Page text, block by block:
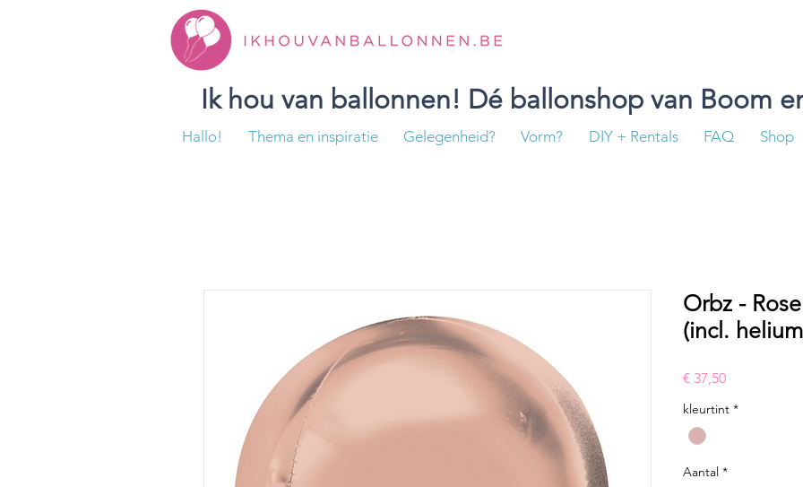
Ik hou van ballonnen! Dé ballonshop van Boom
Hallo! Thema en inspiratie Gelegenheid? Vorm? DIY + Rentals FAQ Shop
Orbz -
(incl.
€ 37,50Prijs
kleurtint *
Aantal *